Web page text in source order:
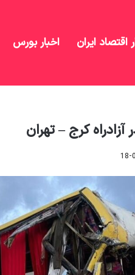
اقتصاد ایران اخبار بورس
کرج – تهران